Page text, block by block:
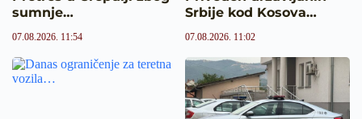
sumnje…
07.08.2026. 11:54
Srbije kod Kosova…
07.08.2026. 11:02